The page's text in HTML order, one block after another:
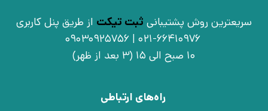
سریعترین روش پشتیبانی ثبت تیکت از طریق پنل کاربری
021-66410976 | 09030925756
10 صبح الی 15 (3 بعد از ظهر)
راه‌های ارتباطی